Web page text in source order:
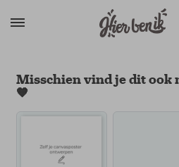
Misschien vind je dit ook
🧡